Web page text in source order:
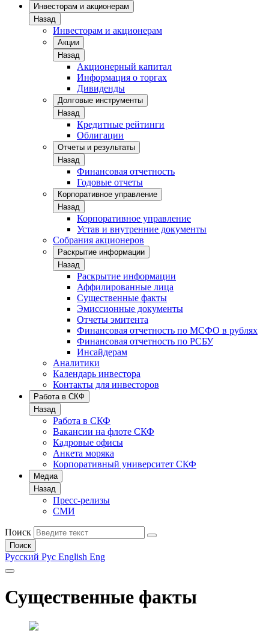
Инвесторам и акционерам
Назад
Инвесторам и акционерам
Акции
Назад
Акционерный капитал
Информация о торгах
Дивиденды
Долговые инструменты
Назад
Кредитные рейтинги
Облигации
Отчеты и результаты
Назад
Финансовая отчетность
Годовые отчеты
Корпоративное управление
Назад
Корпоративное управление
Устав и внутренние документы
Собрания акционеров
Раскрытие информации
Назад
Раскрытие информации
Аффилированные лица
Существенные факты
Эмиссионные документы
Отчеты эмитента
Финансовая отчетность по МСФО в рублях
Финансовая отчетность по РСБУ
Инсайдерам
Аналитики
Календарь инвестора
Контакты для инвесторов
Работа в СКФ
Назад
Работа в СКФ
Вакансии на флоте СКФ
Кадровые офисы
Анкета моряка
Корпоративный университет СКФ
Медиа
Назад
Пресс-релизы
СМИ
Поиск
Поиск
Русский Рус English Eng
Существенные факты